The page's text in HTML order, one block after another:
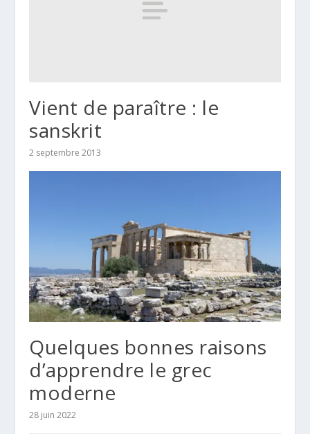
Vient de paraître : le
sanskrit
2 septembre 2013
Quelques bonnes raisons
d’apprendre le grec
moderne
28 juin 2022